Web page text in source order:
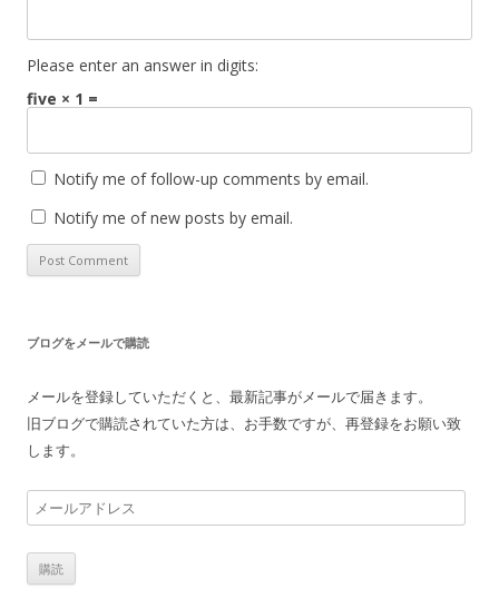
Please enter an answer in digits:
five × 1 =
Notify me of follow-up comments by email.
Notify me of new posts by email.
ブログをメールで購読
メールを登録していただくと、最新記事がメールで届きます。
旧ブログで購読されていた方は、お手数ですが、再登録をお願い致
します。
メ
ー
ル
ア